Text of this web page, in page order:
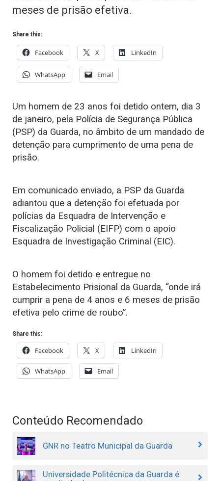
meses de prisão efetiva.
Share this:
Facebook X LinkedIn
WhatsApp Email
Um homem de 23 anos foi detido ontem, dia 3
de janeiro, pela Polícia de Segurança Pública
(PSP) da Guarda, no âmbito de um mandado de
detenção para cumprimento de uma pena de
prisão.
Em comunicado enviado, a PSP da Guarda
adiantou que a detenção foi efetuada por
polícias da Esquadra de Intervenção e
Fiscalização Policial (EIFP) com o apoio
Esquadra de Investigação Criminal (EIC).
O homem foi detido e entregue no
Estabelecimento Prisional da Guarda, “onde irá
cumprir a pena de 4 anos e 6 meses de prisão
efetiva pelo crime de roubo”.
Share this:
Facebook X LinkedIn
WhatsApp Email
Conteúdo Recomendado
GNR no Teatro Municipal da Guarda
Universidade Politécnica da Guarda é